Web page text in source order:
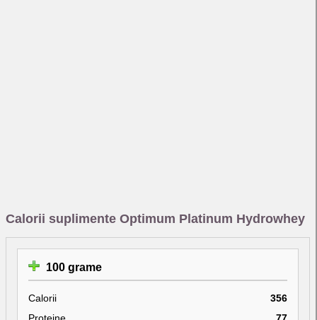
Calorii suplimente Optimum Platinum Hydrowhey
100 grame
Calorii
356